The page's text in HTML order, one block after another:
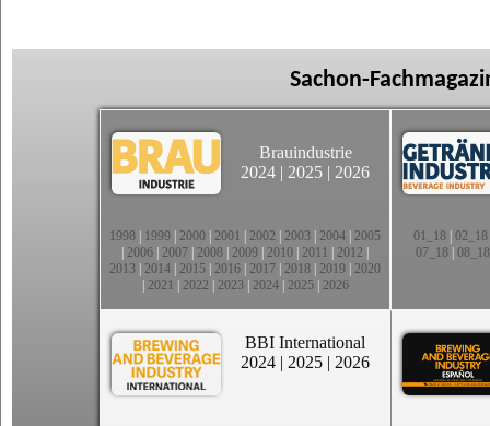
Sachon-
Brauindustrie
2024 | 2025 | 2026
1998 1999 2000 2001 2002 2003 2004 2005
2006 2007 2008 2009 2010 2011 2012
2013 2014 2015 2016 2017 2018 2019 2020
2021 2022 2023| 2024| 2025| 2026
01_18| 02_18
07_18 08_18
BBI International
2024 | 2025 | 2026